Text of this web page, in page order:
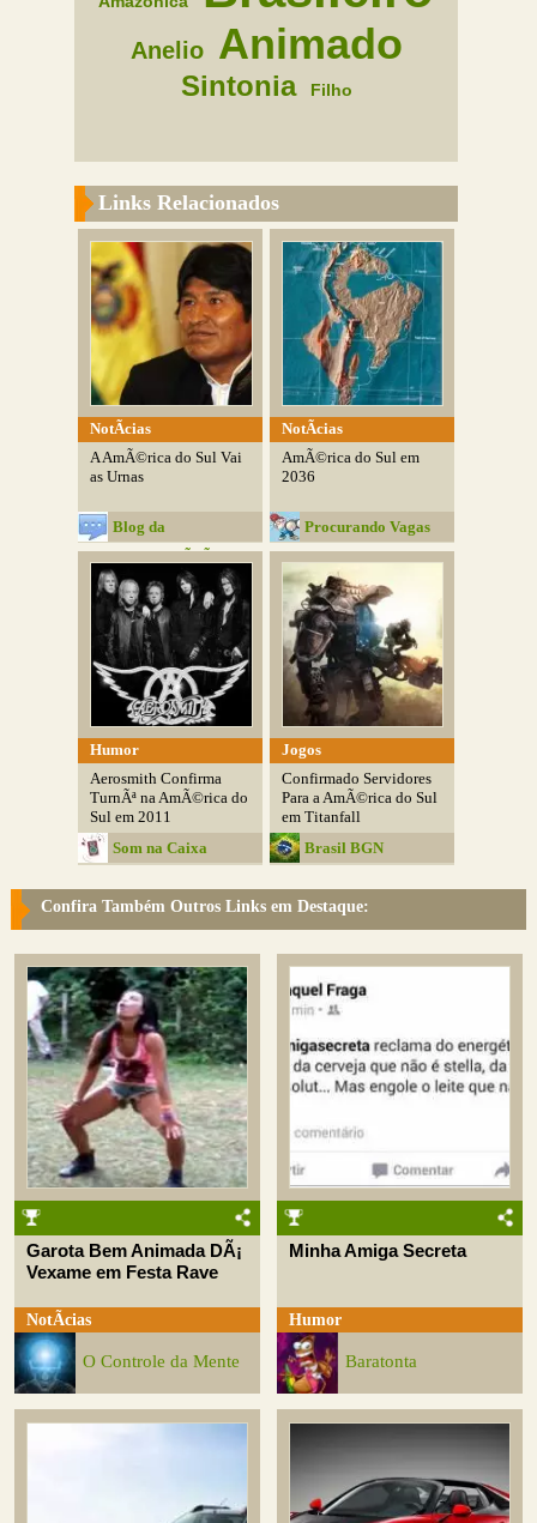
Anelio Animado
Sintonia Filho
Links Relacionados
NotÃ­cias
A AmÃ©rica do Sul Vai
as Urnas
Blog da
ComunicaÃ§Ã£o
NotÃ­cias
AmÃ©rica do Sul em
2036
Procurando Vagas
Humor
Aerosmith Confirma
TurnÃª na AmÃ©rica do
Sul em 2011
Som na Caixa
Jogos
Confirmado Servidores
Para a AmÃ©rica do Sul
em Titanfall
Brasil BGN
Confira Também Outros Links em Destaque:
Garota Bem Animada DÃ¡
Vexame em Festa Rave
NotÃ­cias
O Controle da Mente
Minha Amiga Secreta
Humor
Baratonta